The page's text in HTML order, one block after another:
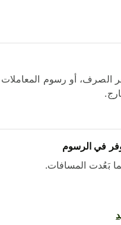
الصرف، أو رسوم المعاملات
في الرسوم
بَعُدت المسافات.